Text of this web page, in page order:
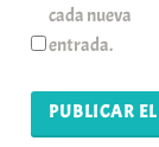
cada nueva
entrada.